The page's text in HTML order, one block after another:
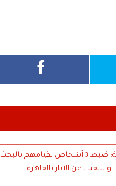
الداخلية: ضبط 3 أشخاص لقيامهم بالبحث
والتنقيب عن الآثار بالقاهرة